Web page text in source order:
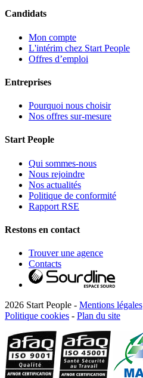
Candidats
Mon compte
L'intérim chez Start People
Offres d’emploi
Entreprises
Pourquoi nous choisir
Nos offres sur-mesure
Start People
Qui sommes-nous
Nous rejoindre
Nos actualités
Politique de conformité
Rapport RSE
Restons en contact
Trouver une agence
Contacts
2026 Start People - Mentions légales
Politique cookies - Plan du site